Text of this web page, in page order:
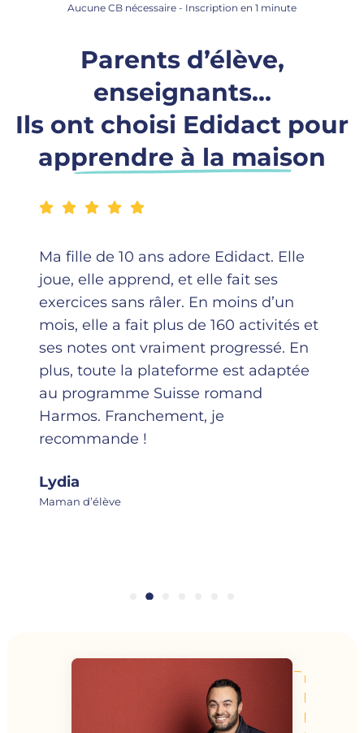
Aucune CB nécessaire - Inscription en 1 minute
Parents d’élève,
enseignants...
Ils ont choisi Edidact pour
apprendre à la maison
Ma fille de 10 ans adore Edidact. Elle
joue, elle apprend, et elle fait ses
exercices sans râler. En moins d’un
mois, elle a fait plus de 160 activités et
ses notes ont vraiment progressé. En
plus, toute la plateforme est adaptée
au programme Suisse romand
Harmos. Franchement, je
recommande !
Lydia
Maman d’élève